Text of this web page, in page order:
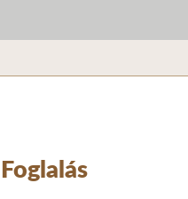
Foglalás